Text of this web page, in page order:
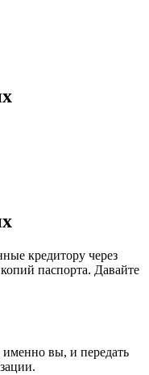
кредитору через
паспорта. Давайте
именно вы, и передать